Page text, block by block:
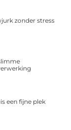
zonder stress
een fijne plek